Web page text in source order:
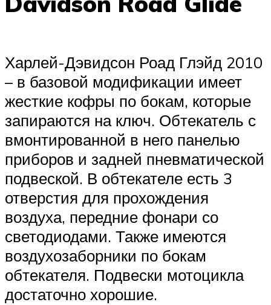
Харлей-Дэвидсон Роад Глэйд 2010
– в базовой модификации имеет
жесткие кофры по бокам, которые
запираются на ключ. Обтекатель с
вмонтированной в него панелью
приборов и задней пневматической
подвеской. В обтекателе есть 3
отверстия для прохождения
воздуха, передние фонари со
светодиодами. Также имеются
воздухозаборники по бокам
обтекателя. Подвески мотоцикла
достаточно хорошие.